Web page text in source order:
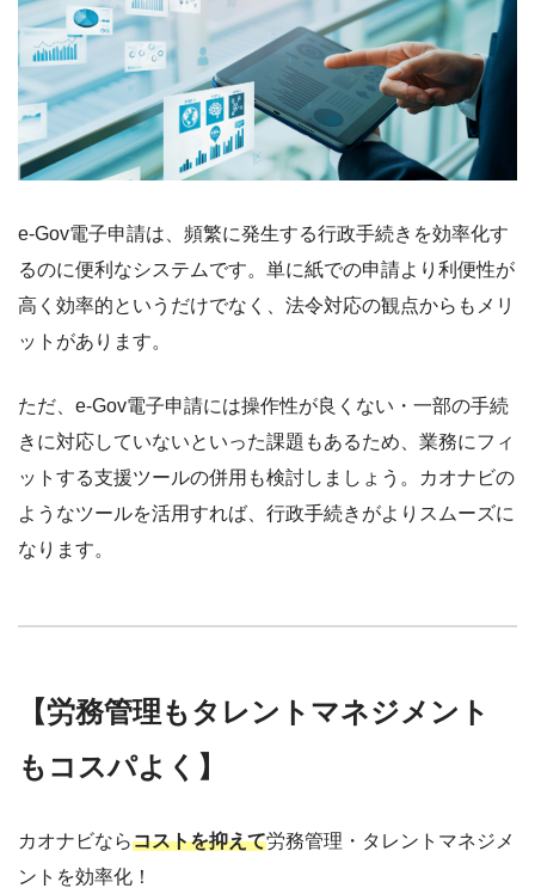
e-Gov電子申請は、頻繁に発生する行政手続きを効率化す
るのに便利なシステムです。単に紙での申請より利便性が
高く効率的というだけでなく、法令対応の観点からもメリ
ットがあります。
ただ、e-Gov電子申請には操作性が良くない・一部の手続
きに対応していないといった課題もあるため、業務にフィ
ットする支援ツールの併用も検討しましょう。カオナビの
ようなツールを活用すれば、行政手続きがよりスムーズに
なります。
【労務管理もタレントマネジメント
もコスパよく】
カオナビならコストを抑えて労務管理・タレントマネジメ
ントを効率化！